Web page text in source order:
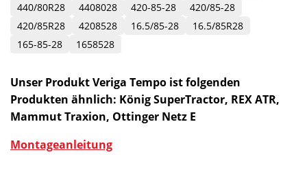
440/80R28
4408028 420-85-28
420/85-28
420/85R28
4208528 16.5/85-28
16.5/85R28
165-85-28
1658528
Unser Produkt Veriga Tempo ist folgenden
Produkten ähnlich: König SuperTractor, REX ATR,
Mammut Traxion, Ottinger Netz E
Montageanleitung